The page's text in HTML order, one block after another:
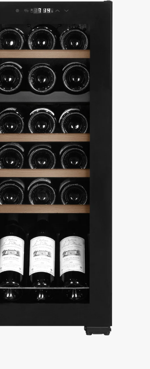
Platz bietet.
könnte ein Weinkühlschrank mit 1 Zone
Modelle sorgen für stabile
sind ideal für Weinliebhaber, die sich auf eine
Egal, ob Rotwein, Weißwein oder Rosé – ein
Temperaturzone garantiert eine gleichbleibend
den perfekten Weingenuss.